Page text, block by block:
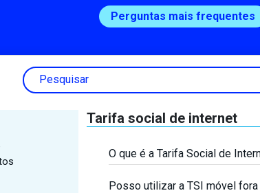
Perguntas mais frequentes
Pesquisar
Tarifa social de internet
O que é a Tarifa Social de
Posso utilizar a TSI móvel